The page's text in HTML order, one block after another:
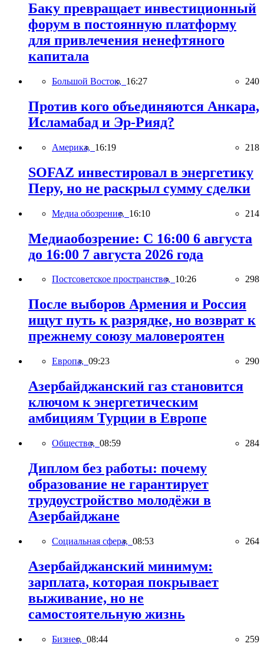
Баку превращает инвестиционный
форум в постоянную платформу
для привлечения ненефтяного
капитала
Большой Восток, 16:27 240
Против кого объединяются Анкара,
Исламабад и Эр-Рияд?
Америка, 16:19 218
SOFAZ инвестировал в энергетику
Перу, но не раскрыл сумму сделки
Медиа обозрение, 16:10 214
Медиаобозрение: С 16:00 6 августа
до 16:00 7 августа 2026 года
Постсоветское пространство, 10:26 298
После выборов Армения и Россия
ищут путь к разрядке, но возврат к
прежнему союзу маловероятен
Европа, 09:23 290
Азербайджанский газ становится
ключом к энергетическим
амбициям Турции в Европе
Общество, 08:59 284
Диплом без работы: почему
образование не гарантирует
трудоустройство молодёжи в
Азербайджане
Социальная сфера, 08:53 264
Азербайджанский минимум:
зарплата, которая покрывает
выживание, но не
самостоятельную жизнь
Бизнес, 08:44 259